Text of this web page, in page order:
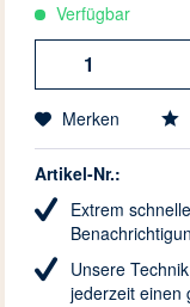
Verfügbar
Merken
Artikel-Nr.:
Extrem
Unsere
jederzeit einen